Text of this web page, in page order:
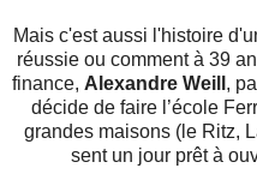
Mais c'est aussi l'histoire
réussie ou comment à 39
finance, Alexandre Weill ,
décide de faire l’école
grandes maisons (le Ritz,
sent un jour prêt à